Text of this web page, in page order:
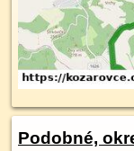
Podobné,